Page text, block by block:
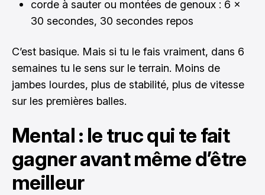
corde à sauter ou montées de genoux : 6 x
30 secondes, 30 secondes repos
C’est basique. Mais si tu le fais vraiment, dans 6
semaines tu le sens sur le terrain. Moins de
jambes lourdes, plus de stabilité, plus de vitesse
sur les premières balles.
Mental : le truc qui te fait
gagner avant même d’être
meilleur